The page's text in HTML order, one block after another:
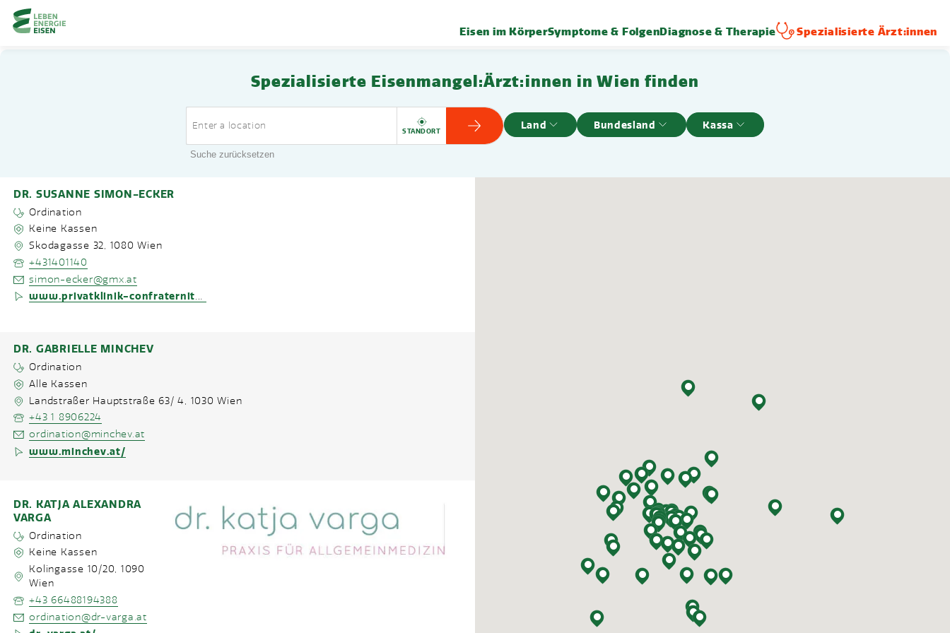
Home-Eisencheck
Eisen im KörperSymptome & FolgenDiagnose & Therapie Spezialisierte Ärzt:innen
Spezialisierte Eisenmangel:Ärzt:innen in Wien finden
STANDORT ARZT ANZEIGEN
Suche zurücksetzen
Filter
Land Bundesland Kassa
DR. SUSANNE SIMON-ECKER
Ordination
Keine Kassen
Skodagasse 32, 1080 Wien
+431401140
simon-ecker@gmx.at
www.privatklinik-confraternitaet.at/de/arzt/susanne-simon-ecker
DR. GABRIELLE MINCHEV
Ordination
Alle Kassen
Landstraßer Hauptstraße 63/ 4, 1030 Wien
+43 1 8906224
ordination@minchev.at
www.minchev.at/
DR. KATJA ALEXANDRA
VARGA
Ordination
Keine Kassen
Kolingasse 10/20, 1090
Wien
+43 66488194388
ordination@dr-varga.at